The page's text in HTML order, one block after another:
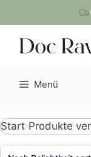
Inhalt
springen
Menü
Start Produkte